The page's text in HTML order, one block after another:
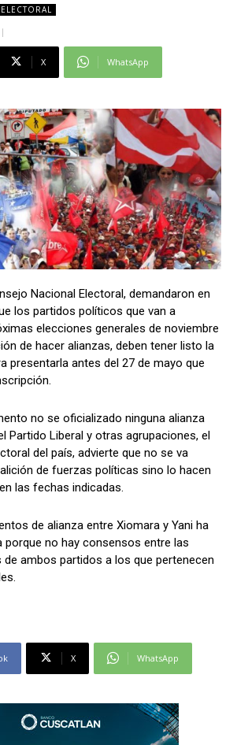
a nuestro boletín
de nuestro contenido, recibiendo
en su correo electrónico.
Suscribirse
Comparta
Síganos
a nuestro boletín
de nuestro contenido, recibiendo
en su correo electrónico.
Suscribirse
Comparta
Síganos
X WhatsApp
Nacional Electoral, demandaron en
los partidos políticos que van a
elecciones generales de noviembre
de hacer alianzas, deben tener listo la
presentarla antes del 27 de mayo que
no se oficializado ninguna alianza
Partido Liberal y otras agrupaciones, el
del país, advierte que no se va
de fuerzas políticas sino lo hacen
las fechas indicadas.
de alianza entre Xiomara y Yani ha
porque no hay consensos entre las
ambos partidos a los que pertenecen
X WhatsApp